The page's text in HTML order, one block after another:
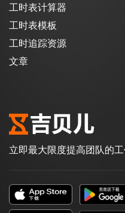
工时表计算器
工时表模板
工时追踪资源
文章
立即最大限度提高团队的